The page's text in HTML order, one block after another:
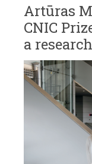
Artūras
CNIC
a